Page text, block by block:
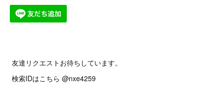
友達リクエストお待ちしています。
検索IDはこちら @nxe4259